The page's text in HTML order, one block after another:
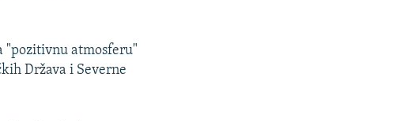
"pozitivnu atmosferu"
Država i Severne